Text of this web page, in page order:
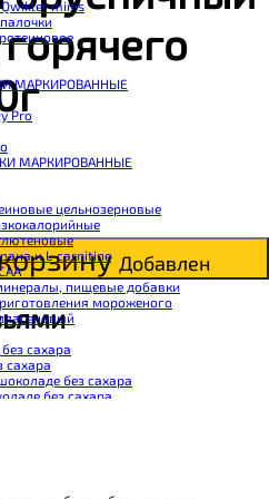
Qwikler minis
МАРКИРОВАННЫЕ
Pro
МАРКИРОВАННЫЕ
цельнозерновые
и L-carnitine
пищевые добавки
мороженого
сахара
сахара
без сахара
без сахара
с белком
Добавлен